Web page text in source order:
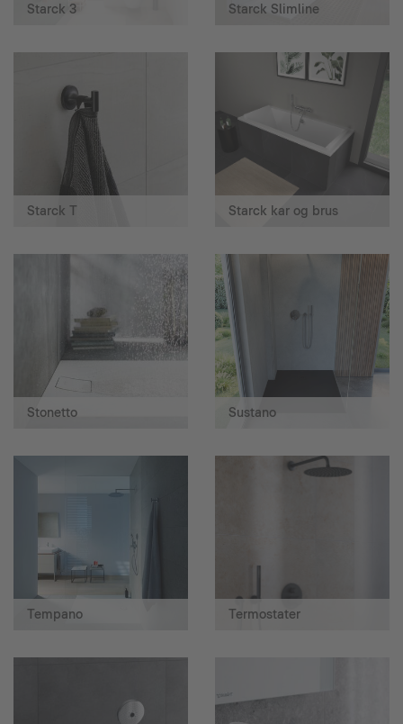
Starck 3 Starck Slimline
Starck T Starck kar og brus
Stonetto Sustano
Tempano Termostater